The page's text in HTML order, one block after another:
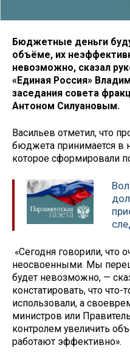
Бюджетные деньги
объёме, их
невозможно, сказал
«Единая Россия»
заседания совета
Антоном Силуановым.
Васильев отметил, что
бюджета принимается в
которое сформировали
«Сегодня говорили, что
неосвоенными. Мы
будет невозможно, —
констатировать, что что-
использовали, а
министров или
контролем увеличить
работают эффективно».